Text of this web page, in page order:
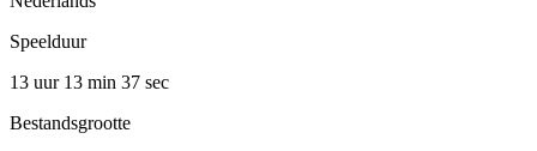
Speelduur
13 uur 13 min 37 sec
Bestandsgrootte